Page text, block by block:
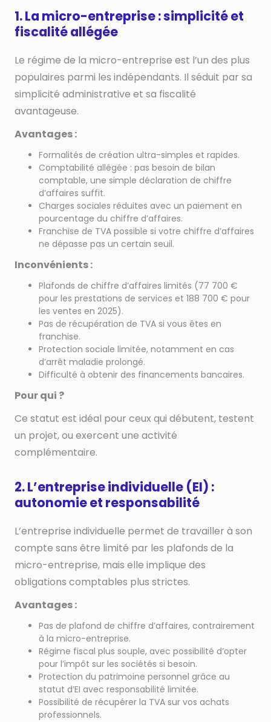
1. La micro-entreprise : simplicité et
fiscalité allégée
Le régime de la micro-entreprise est l’un des plus
populaires parmi les indépendants. Il séduit par sa
simplicité administrative et sa fiscalité
avantageuse.
Avantages :
Formalités de création ultra-simples et rapides.
Comptabilité allégée : pas besoin de bilan
comptable, une simple déclaration de chiffre
d’affaires suffit.
Charges sociales réduites avec un paiement en
pourcentage du chiffre d’affaires.
Franchise de TVA possible si votre chiffre d’affaires
ne dépasse pas un certain seuil.
Inconvénients :
Plafonds de chiffre d’affaires limités (77 700 €
pour les prestations de services et 188 700 € pour
les ventes en 2025).
Pas de récupération de TVA si vous êtes en
franchise.
Protection sociale limitée, notamment en cas
d’arrêt maladie prolongé.
Difficulté à obtenir des financements bancaires.
Pour qui ?
Ce statut est idéal pour ceux qui débutent, testent
un projet, ou exercent une activité
complémentaire.
2. L’entreprise individuelle (EI) :
autonomie et responsabilité
L’entreprise individuelle permet de travailler à son
compte sans être limité par les plafonds de la
micro-entreprise, mais elle implique des
obligations comptables plus strictes.
Avantages :
Pas de plafond de chiffre d’affaires, contrairement
à la micro-entreprise.
Régime fiscal plus souple, avec possibilité d’opter
pour l’impôt sur les sociétés si besoin.
Protection du patrimoine personnel grâce au
statut d’EI avec responsabilité limitée.
Possibilité de récupérer la TVA sur vos achats
professionnels.